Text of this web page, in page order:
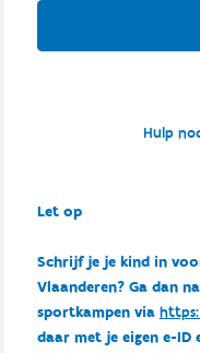
Hulp
Let op
Schrijf je je kind in
Vlaanderen? Ga dan
sportkampen via
daar met je eigen e-